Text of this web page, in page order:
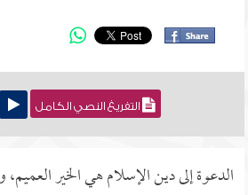
التفريغ النصي الكامل
الدعوة إلى دين الإسلام هي الخير